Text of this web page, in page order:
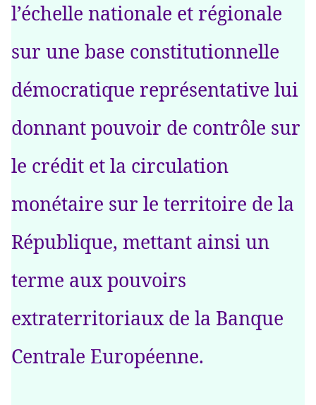
l’échelle nationale et régionale
sur une base constitutionnelle
démocratique représentative lui
donnant pouvoir de contrôle sur
le crédit et la circulation
monétaire sur le territoire de la
République, mettant ainsi un
terme aux pouvoirs
extraterritoriaux de la Banque
Centrale Européenne.